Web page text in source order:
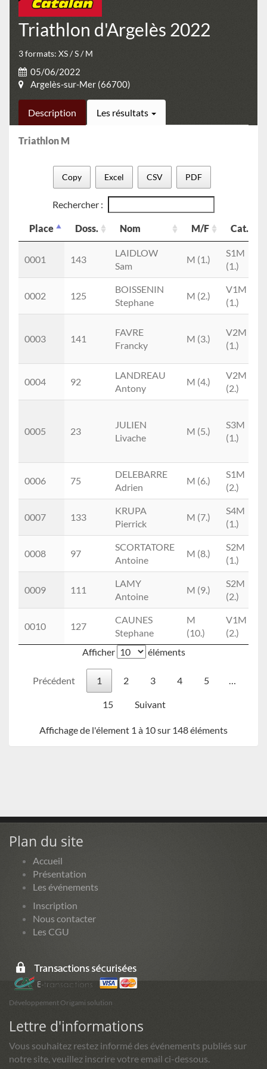
Triathlon d'Argelès 2022
3 formats: XS / S / M
05/06/2022
Argelès-sur-Mer (66700)
Description Les résultats
Triathlon M
Copy Excel CSV PDF
Rechercher :
Place Doss. Nom M/F
Cat.
Nom
Cat.
0001
143
LAIDLOW
Sam
M (1.)
S1M
(1.)
0002 125
BOISSENIN
Stephane
M (2.)
V1M
(1.)
0003 141
FAVRE
Francky
M (3.)
V2M
(1.)
0004 92
LANDREAU
Antony
M (4.)
V2M
(2.)
0005 23
JULIEN
Livache
M (5.)
S3M
(1.)
0006 75
DELEBARRE
Adrien
M (6.)
S1M
(2.)
0007 133
KRUPA
Pierrick
M (7.)
S4M
(1.)
0008 97
SCORTATORE
Antoine
M (8.)
S2M
(1.)
0009 111
LAMY
Antoine
M (9.)
S2M
(2.)
0010 127
CAUNES
Stephane
M
(10.)
V1M
(2.)
Afficher
éléments
Précédent 1 2 3 4 5
15 Suivant
Affichage de l'élement 1 à 10 sur 148 éléments
Plan du site
Accueil
Présentation
Les événements
Inscription
Nous contacter
Les CGU
Développement Origami solution
Lettre d'informations
Vous souhaitez restez informé des événements publiés sur
notre site, veuillez inscrire votre email ci-dessous.